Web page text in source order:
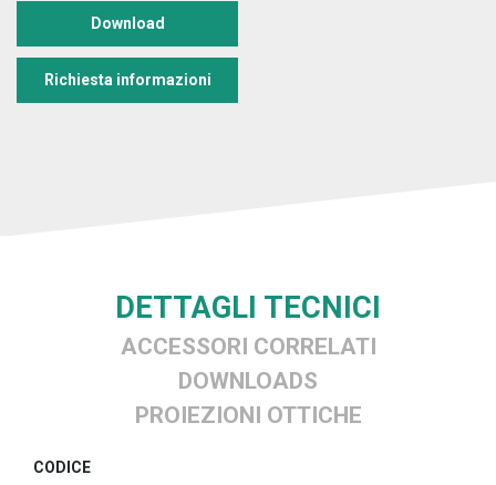
Download
Richiesta informazioni
DETTAGLI TECNICI
ACCESSORI CORRELATI
DOWNLOADS
PROIEZIONI OTTICHE
CODICE